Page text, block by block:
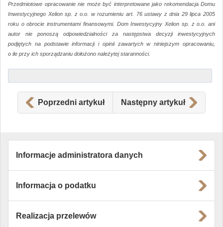
Przedmiotowe opracowanie nie może być interpretowane jako rekomendacja Domu
Inwestycyjnego Xelion sp. z o.o. w rozumieniu art. 76 ustawy z dnia 29 lipca 2005
roku o obrocie instrumentami finansowymi. Dom Inwestycyjny Xelion sp. z o.o. ani
autor nie ponoszą odpowiedzialności za następstwa decyzji inwestycyjnych
podjętych na podstawie informacji i opinii zawartych w niniejszym opracowaniu,
o ile przy ich sporządzaniu dołożono należytej staranności.
Poprzedni artykuł Następny artykuł
Informacje administratora danych
Informacja o podatku
Realizacja przelewów